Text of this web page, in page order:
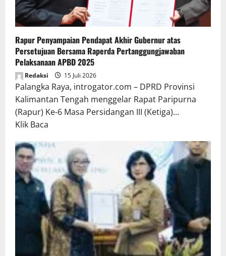
Rapur Penyampaian Pendapat Akhir Gubernur atas
Persetujuan Bersama Raperda Pertanggungjawaban
Pelaksanaan APBD 2025
Redaksi 15 Juli 2026
Palangka Raya, introgator.com – DPRD Provinsi
Kalimantan Tengah menggelar Rapat Paripurna
(Rapur) Ke-6 Masa Persidangan III (Ketiga)...
Klik Baca
about
Rapur
Penyampaian
Pendapat
Akhir
Gubernur
atas
Persetujuan
Bersama